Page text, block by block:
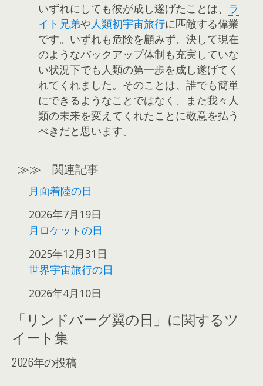
いずれにしても彼が成し遂げたことは、 ラ
イト兄弟や人類初宇宙旅行に匹敵する偉業
です。いずれも危険を顧みず、決して現在
のようなバックアップ体制も充実していな
い状況下でも人類の第一歩を成し遂げてく
れてくれました。そのことは、誰でも簡単
にできるようなことではなく、また我々人
類の未来を変えてくれたことに敬意を払う
べきだと思います。
≫≫ 関連記事
月面着陸の日
日付
2026年7月19日
月ロケットの日
日付
2025年12月31日
世界宇宙旅行の日
日付
2026年4月10日
「リンドバーグ翼の日」に関するツ
イート集
2026年の投稿